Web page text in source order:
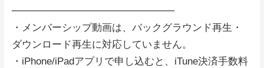
───────────────────────
・メンバーシップ動画は、バックグラウンド再生・
ダウンロード再生に対応していません。
・iPhone/iPadアプリで申し込むと、iTune決済手数料